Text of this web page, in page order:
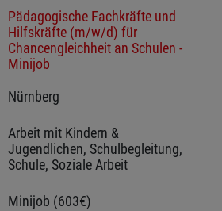
Pädagogische Fachkräfte und
Hilfskräfte (m/w/d) für
Chancengleichheit an Schulen -
Minijob
Nürnberg
Arbeit mit Kindern &
Jugendlichen, Schulbegleitung,
Schule, Soziale Arbeit
Minijob (603€)